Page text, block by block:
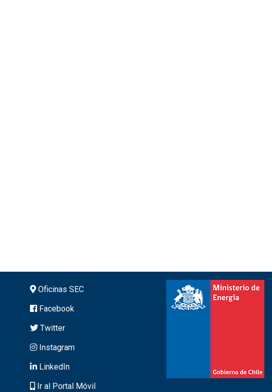
Oficinas SEC
Facebook
Twitter
Instagram
LinkedIn
Ir al Portal Móvil